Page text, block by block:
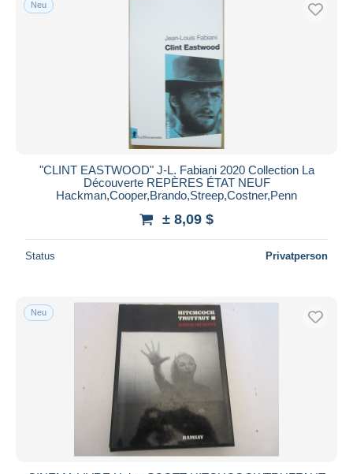
Kostenloser Versand
Banküberweisung
Mastercard
Bancontact
iDeal
Maestro
Gesamte Auswahl aufheben
Wohnsitz des Verkäufers
Übernehmen
Neu
"CLINT EASTWOOD" J-L. Fabiani 2020 Collection La
Découverte REPÈRES ÉTAT NEUF
Hackman,Cooper,Brando,Streep,Costner,Penn
± 8,09 $
Status Privatperson
Neu